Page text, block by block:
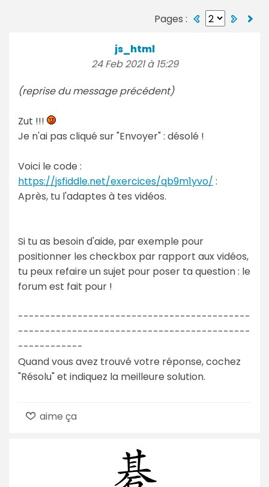
Pages :
js_html
24 Feb 2021 à 15:29
(reprise du message précédent)
Zut !!!
Je n'ai pas cliqué sur "Envoyer" : désolé !
Voici le code :
https://jsfiddle.net/exercices/qb9m1yvo/ :
Après, tu l'adaptes à tes vidéos.
Si tu as besoin d'aide, par exemple pour
positionner les checkbox par rapport aux vidéos,
tu peux refaire un sujet pour poser ta question : le
forum est fait pour !
-------------------------------------------
-------------------------------------------
------------
Quand vous avez trouvé votre réponse, cochez
"Résolu" et indiquez la meilleure solution.
aime ça